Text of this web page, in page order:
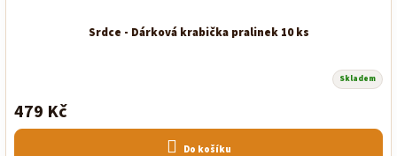
Srdce - Dárková krabička pralinek 10 ks
produktu
je
5,0
Skladem
479 Kč
Do košíku